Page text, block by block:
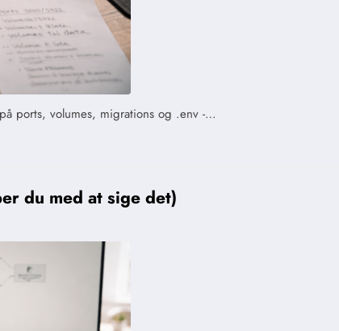
ports, volumes, migrations og .env -…
du med at sige det)